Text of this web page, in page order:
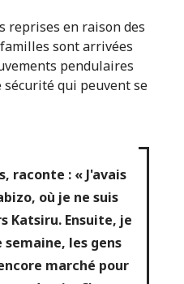
reprises en raison des
sont arrivées
pendulaires
qui peuvent se
raconte : « J'avais
où je ne suis
Katsiru. Ensuite, je
les gens
marché pour